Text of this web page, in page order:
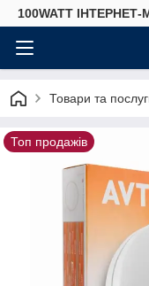
100WATT
Товари та
Топ продажів